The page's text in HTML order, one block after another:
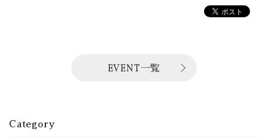
EVENT一覧
Category